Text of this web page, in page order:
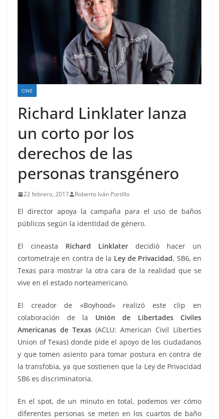
CINE
Richard Linklater lanza
un corto por los
derechos de las
personas transgénero
22 febrero, 2017 Roberto Iván Portillo
El director apoya la campaña para el uso de baños
públicos según la identidad de género.
El cineasta Richard Linklater decidió hacer un
cortometraje en contra de la Ley de Privacidad, SB6, en
Texas para mostrar la otra cara de la realidad que se
vive en el estado norteamericano.
El creador de «Boyhood» realizó este clip en
colaboración de la Unión de Libertades Civiles
Americanas de Texas (ACLU: American Civil Liberties
Union of Texas) donde pide el apoyo de los ciudadanos
y que tomen asiento para tomar postura en contra de
la transfobia, ya que sostienen que la Ley de Privacidad
SB6 es discriminatoria.
En el spot, de un minuto en total, podemos ver cómo
diferentes personas se meten en los cuartos de baño